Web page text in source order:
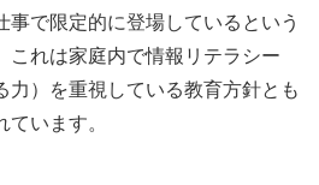
事で限定的に登場しているという
これは家庭内で情報リテラシー
力）を重視している教育方針とも
います。